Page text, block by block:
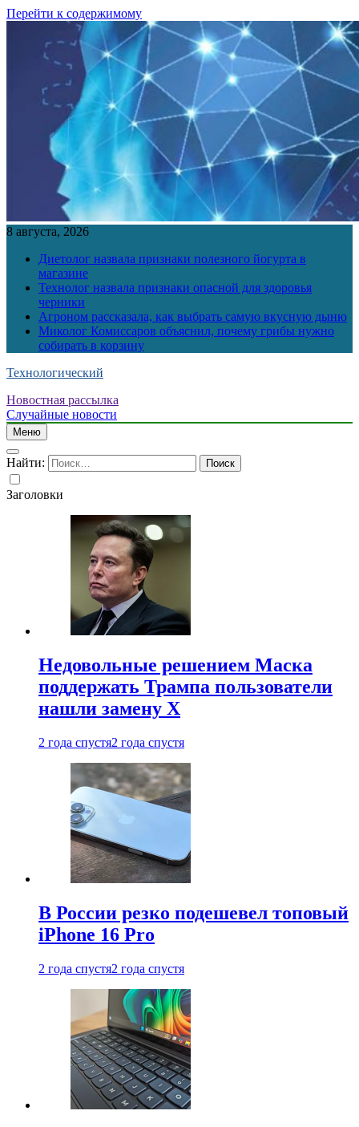
Перейти к содержимому
8 августа, 2026
Диетолог назвала признаки полезного йогурта в
магазине
Технолог назвала признаки опасной для здоровья
черники
Агроном рассказала, как выбрать самую вкусную дыню
Миколог Комиссаров объяснил, почему грибы нужно
собирать в корзину
Технологический
Новостная рассылка
Случайные новости
Меню
Найти:
Заголовки
Недовольные решением Маска
поддержать Трампа пользователи
нашли замену X
2 года спустя2 года спустя
В России резко подешевел топовый
iPhone 16 Pro
2 года спустя2 года спустя